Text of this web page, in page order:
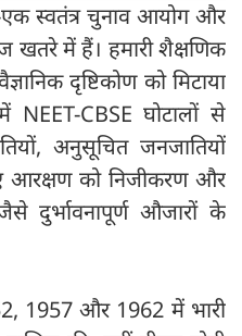
स्वतंत्र चुनाव आयोग और
खतरे में हैं। हमारी शैक्षणिक
दृष्टिकोण को मिटाया
CBSE घोटालों से
अनुसूचित जनजातियों
आरक्षण को निजीकरण और
दुर्भावनापूर्ण औजारों के
1957 और 1962 में भारी